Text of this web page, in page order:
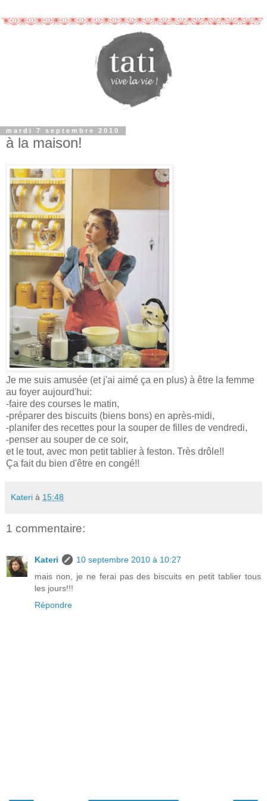
mardi 7 septembre 2010
à la maison!
Je me suis amusée (et j'ai aimé ça en plus) à être la femme
au foyer aujourd'hui:
-faire des courses le matin,
-préparer des biscuits (biens bons) en après-midi,
-planifer des recettes pour la souper de filles de vendredi,
-penser au souper de ce soir,
et le tout, avec mon petit tablier à feston. Très drôle!!
Ça fait du bien d'être en congé!!
Kateri à 15:48
1 commentaire:
Kateri
10 septembre 2010 à 10:27
mais non, je ne ferai pas des biscuits en petit tablier tous
les jours!!!
Répondre